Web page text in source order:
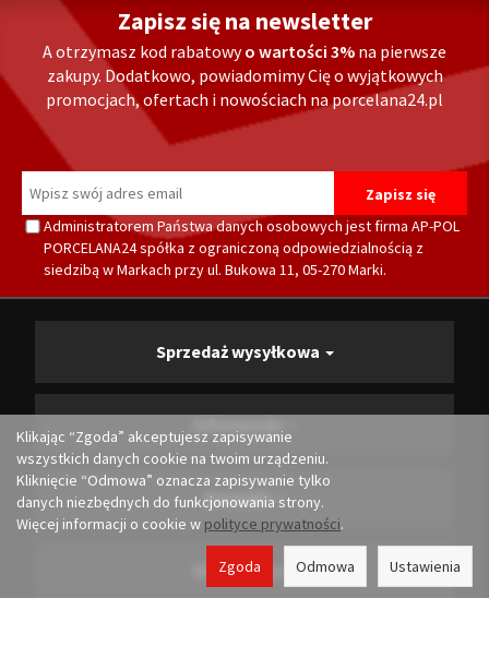
Zapisz się na newsletter
A otrzymasz kod rabatowyo wartości 3% na pierwsze
zakupy. Dodatkowo, powiadomimy Cię o wyjątkowych
promocjach, ofertach i nowościach na porcelana24.pl
Administratorem Państwa danych osobowych jest firma AP-POL
PORCELANA24 spółka z ograniczoną odpowiedzialnością z
siedzibą w Markach przy ul. Bukowa 11, 05-270 Marki.
Sprzedaż wysyłkowa
Kontakt
Producenci
Klikając “Zgoda” akceptujesz zapisywanie
wszystkich danych cookie na twoim urządzeniu.
Kliknięcie “Odmowa” oznacza zapisywanie tylko
danych niezbędnych do funkcjonowania strony.
Więcej informacji o cookie w polityce prywatności.
Ustawienia
Odmowa
Zgoda